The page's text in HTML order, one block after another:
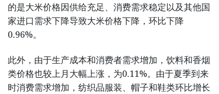
的是大米价格因供给充足、消费需求稳定以及其他国
家进口需求下降导致大米价格下降，环比下降
0.96%。
此外，由于生产成本和消费者需求增加，饮料和香烟
类价格也较上月大幅上涨，为0.11%。由于夏季到来
时消费需求增加，纺织品服装、帽子和鞋类环比增长